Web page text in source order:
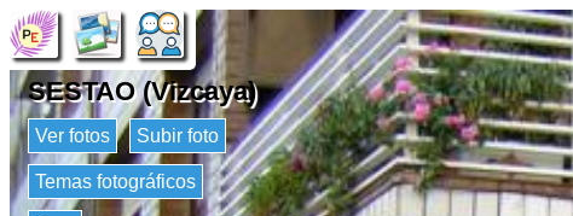
SESTAO (Vizcaya)
Ver fotos Subir foto
Temas fotográficos